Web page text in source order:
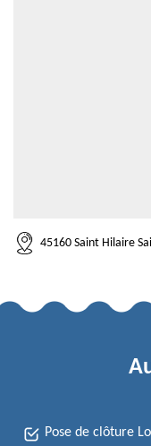
45160 Saint Hilaire
Pose de clôture